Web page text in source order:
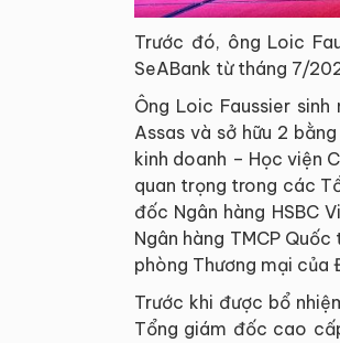
Trước đó, ông Loic
SeABank từ tháng 7/
Ông Loic Faussier
Assas và sở hữu 2
kinh doanh – Học viện
quan trọng trong các
đốc Ngân hàng HSBC
Ngân hàng TMCP
phòng Thương mại của
Trước khi được bổ
Tổng giám đốc cao